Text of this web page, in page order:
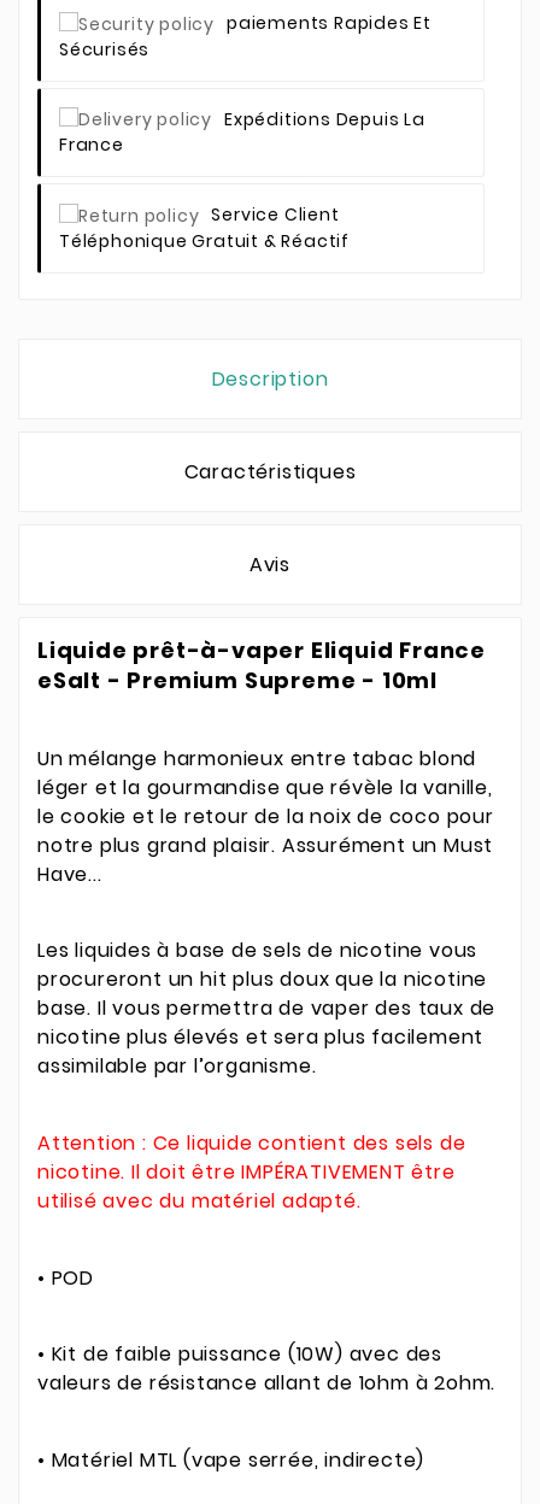
Paiements Rapides Et
Sécurisés
Expéditions Depuis La
France
Service Client
Téléphonique Gratuit & Réactif
Description
Caractéristiques
Avis
Liquide prêt-à-vaper Eliquid France
eSalt - Premium Supreme - 10ml
Un mélange harmonieux entre tabac blond
léger et la gourmandise que révèle la vanille,
le cookie et le retour de la noix de coco pour
notre plus grand plaisir. Assurément un Must
Have...
Les liquides à base de sels de nicotine vous
procureront un hit plus doux que la nicotine
base. Il vous permettra de vaper des taux de
nicotine plus élevés et sera plus facilement
assimilable par l’organisme.
Attention : Ce liquide contient des sels de
nicotine. Il doit être IMPÉRATIVEMENT être
utilisé avec du matériel adapté.
• POD
• Kit de faible puissance (10W) avec des
valeurs de résistance allant de 1ohm à 2ohm.
• Matériel MTL (vape serrée, indirecte)